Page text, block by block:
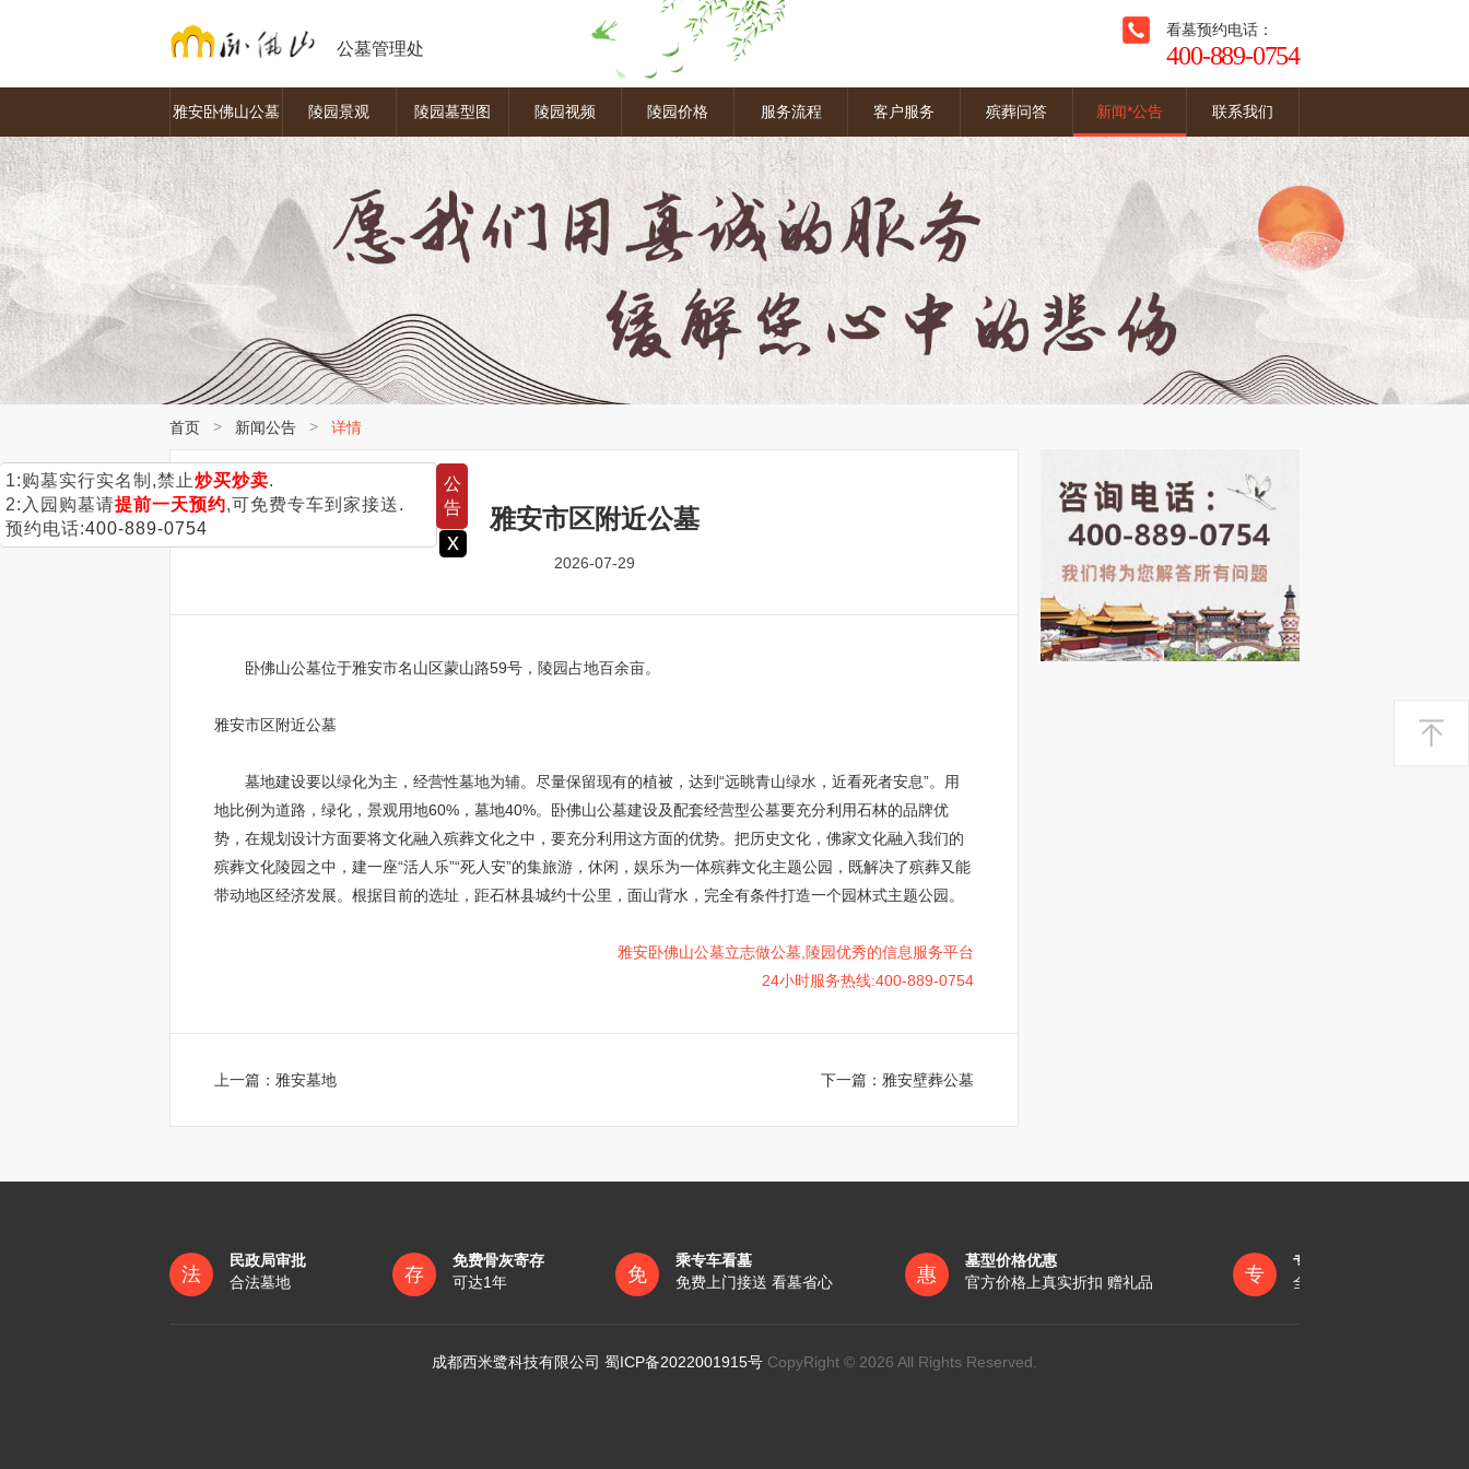
1:购墓实行实名制,禁止炒买炒卖.
2:入园购墓请提前一天预约,可免费专车到家接送.
预约电话:400-889-0754
公
告
x
公墓管理处
看墓预约电话：
400-889-0754
雅安卧佛山公墓 陵园景观 陵园墓型图 陵园视频 陵园价格 服务流程 客户服务 殡葬问答 新闻*公告 联系我们
首页 > 新闻公告 > 详情
雅安市区附近公墓
2026-07-29
卧佛山公墓位于雅安市名山区蒙山路59号，陵园占地百余亩。
雅安市区附近公墓
墓地建设要以绿化为主，经营性墓地为辅。尽量保留现有的植被，达到“远眺青山绿水，近看死者安息”。用
地比例为道路，绿化，景观用地60%，墓地40%。卧佛山公墓建设及配套经营型公墓要充分利用石林的品牌优
势，在规划设计方面要将文化融入殡葬文化之中，要充分利用这方面的优势。把历史文化，佛家文化融入我们的
殡葬文化陵园之中，建一座“活人乐”“死人安”的集旅游，休闲，娱乐为一体殡葬文化主题公园，既解决了殡葬又能
带动地区经济发展。根据目前的选址，距石林县城约十公里，面山背水，完全有条件打造一个园林式主题公园。
雅安卧佛山公墓立志做公墓,陵园优秀的信息服务平台
24小时服务热线:400-889-0754
上一篇： 雅安墓地 下一篇：雅安壁葬公墓
法
民政局审批
合法墓地
存
免费骨灰寄存
可达1年
免
乘专车看墓
免费上门接送 看墓省心
惠
墓型价格优惠
官方价格上真实折扣 赠礼品
专
专员一对一服务
全称陪同办理各项手续
成都西米鹭科技有限公司 蜀ICP备2022001915号 CopyRight © 2026 All Rights Reserved.